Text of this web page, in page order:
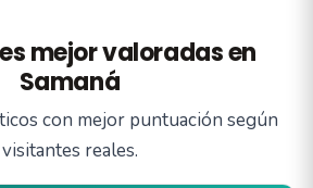
mejor valoradas en
Samaná
con mejor puntuación según
visitantes reales.